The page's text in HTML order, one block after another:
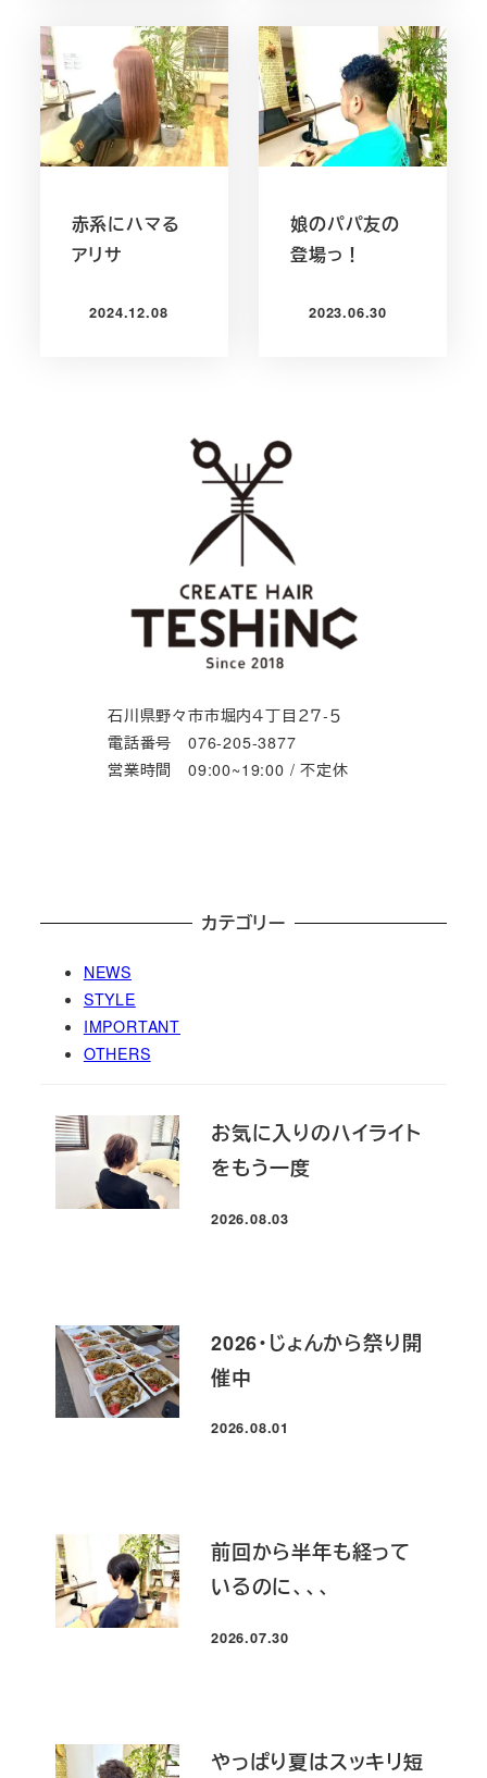
赤系にハマる
アリサ
投稿日
2024.12.08
娘のパパ友の
登場っ！
投稿日
2023.06.30
石川県野々市市堀内４丁目２７-５
電話番号 076-205-3877
営業時間 09:00~19:00 / 不定休
カテゴリー
NEWS
STYLE
IMPORTANT
OTHERS
お気に入りのハイライト
をもう一度
投稿日
2026.08.03
2026・じょんから祭り開
催中
投稿日
2026.08.01
前回から半年も経って
いるのに、、、
投稿日
2026.07.30
やっぱり夏はスッキリ短